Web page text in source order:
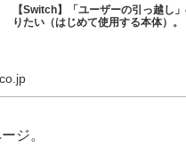
【Switch】「ユーザーの引っ越し
りたい（はじめて使用する本体）。
ジ。